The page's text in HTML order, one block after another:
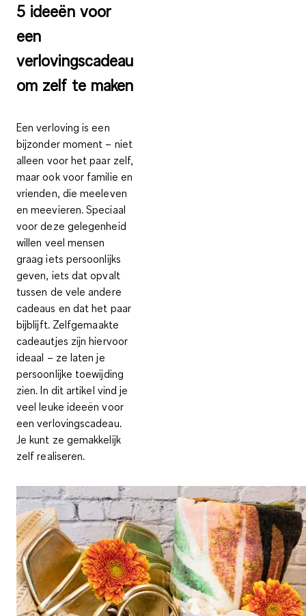
5 ideeën voor
een
verlovingscadeau
om zelf te maken
Een verloving is een
bijzonder moment – niet
alleen voor het paar zelf,
maar ook voor familie en
vrienden, die meeleven
en meevieren. Speciaal
voor deze gelegenheid
willen veel mensen
graag iets persoonlijks
geven, iets dat opvalt
tussen de vele andere
cadeaus en dat het paar
bijblijft. Zelfgemaakte
cadeautjes zijn hiervoor
ideaal – ze laten je
persoonlijke toewijding
zien. In dit artikel vind je
veel leuke ideeën voor
een verlovingscadeau.
Je kunt ze gemakkelijk
zelf realiseren.